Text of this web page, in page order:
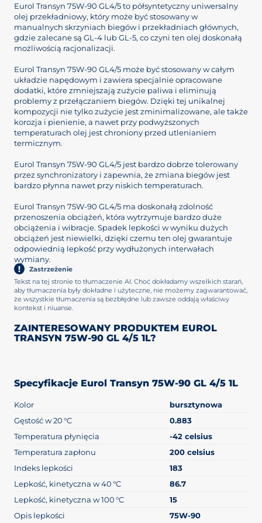
Eurol Transyn 75W-90 GL4/5 to półsyntetyczny uniwersalny
olej przekładniowy, który może być stosowany w
manualnych skrzyniach biegów i przekładniach głównych,
gdzie zalecane są GL-4 lub GL-5, co czyni ten olej doskonałą
możliwością racjonalizacji.
Eurol Transyn 75W-90 GL4/5 może być stosowany w całym
układzie napędowym i zawiera specjalnie opracowane
dodatki, które zmniejszają zużycie paliwa i eliminują
problemy z przełączaniem biegów. Dzięki tej unikalnej
kompozycji nie tylko zużycie jest zminimalizowane, ale także
korozja i pienienie, a nawet przy podwyższonych
temperaturach olej jest chroniony przed utlenianiem
termicznym.
Eurol Transyn 75W-90 GL4/5 jest bardzo dobrze tolerowany
przez synchronizatory i zapewnia, że zmiana biegów jest
bardzo płynna nawet przy niskich temperaturach.
Eurol Transyn 75W-90 GL4/5 ma doskonałą zdolność
przenoszenia obciążeń, która wytrzymuje bardzo duże
obciążenia i wibracje. Spadek lepkości w wyniku dużych
obciążeń jest niewielki, dzięki czemu ten olej gwarantuje
odpowiednią lepkość przy wydłużonych interwałach
wymiany.
Zastrzeżenie
Tekst na tej stronie to tłumaczenie AI. Choć dokładamy wszelkich starań,
aby tłumaczenia były dokładne i użyteczne, nie możemy zagwarantować,
że wszystkie tłumaczenia są bezbłędne lub zawsze oddają właściwy
kontekst i niuanse.
ZAINTERESOWANY PRODUKTEM EUROL
TRANSYN 75W-90 GL 4/5 1L?
Specyfikacje Eurol Transyn 75W-90 GL 4/5 1L
Kolor
bursztynowa
Gęstość w 20 °C
0.883
Temperatura płynięcia
-42 celsius
Temperatura zapłonu
200 celsius
Indeks lepkości
183
Lepkość, kinetyczna w 40 °C
86.7
Lepkość, kinetyczna w 100 °C
15
Opis lepkości
75W-90